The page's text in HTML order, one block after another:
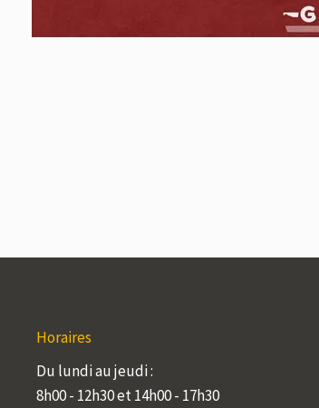
Horaires
Du lundi au jeudi :
8h00 - 12h30 et 14h00 - 17h30